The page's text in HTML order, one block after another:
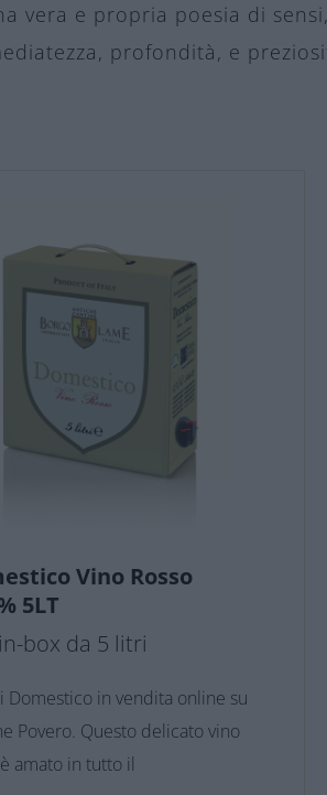
vera e propria poesia di
profondità, e
Vino Rosso
5LT
box da 5 litri
Domestico in vendita online su
Povero. Questo delicato vino
amato in tutto il